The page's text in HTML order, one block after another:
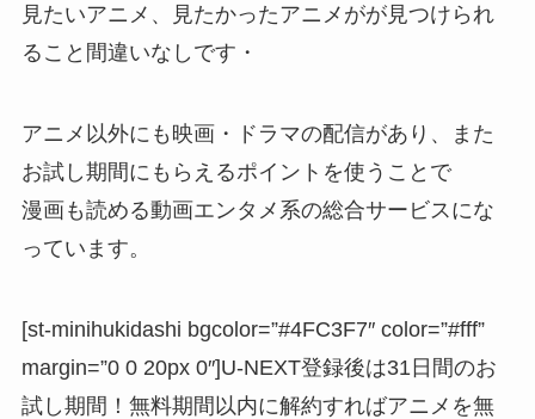
見たいアニメ、見たかったアニメがが見つけられ
ること間違いなしです・
アニメ以外にも映画・ドラマの配信があり、また
お試し期間にもらえるポイントを使うことで
漫画も読める動画エンタメ系の総合サービスにな
っています。
[st-minihukidashi bgcolor=”#4FC3F7″ color=”#fff”
margin=”0 0 20px 0″]U-NEXT登録後は31日間のお
試し期間！無料期間以内に解約すればアニメを無